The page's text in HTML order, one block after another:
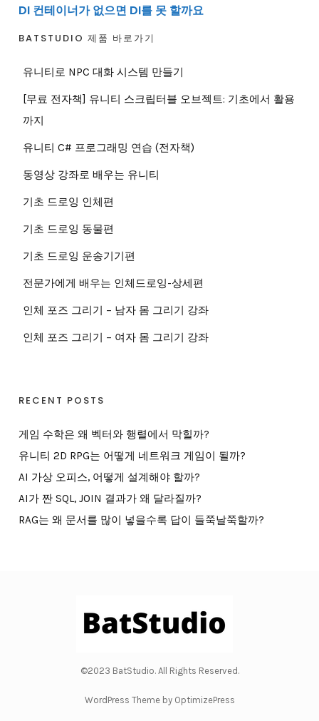
DI 컨테이너가 없으면 DI를 못 할까요
BATSTUDIO 제품 바로가기
유니티로 NPC 대화 시스템 만들기
[무료 전자책] 유니티 스크립터블 오브젝트: 기초에서 활용
까지
유니티 C# 프로그래밍 연습 (전자책)
동영상 강좌로 배우는 유니티
기초 드로잉 인체편
기초 드로잉 동물편
기초 드로잉 운송기기편
전문가에게 배우는 인체드로잉-상세편
인체 포즈 그리기 – 남자 몸 그리기 강좌
인체 포즈 그리기 – 여자 몸 그리기 강좌
RECENT POSTS
게임 수학은 왜 벡터와 행렬에서 막힐까?
유니티 2D RPG는 어떻게 네트워크 게임이 될까?
AI 가상 오피스, 어떻게 설계해야 할까?
AI가 짠 SQL, JOIN 결과가 왜 달라질까?
RAG는 왜 문서를 많이 넣을수록 답이 들쭉날쭉할까?
©2023 BatStudio. All Rights Reserved.
WordPress Theme by OptimizePress